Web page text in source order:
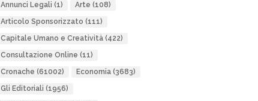
Annunci Legali (1) Arte (108)
Articolo Sponsorizzato (111)
Capitale Umano e Creatività(422)
Consultazione Online (11)
Cronache (61002) Economia(3683)
Gli Editoriali (1956)